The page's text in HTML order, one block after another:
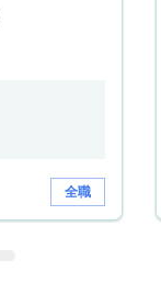
全職